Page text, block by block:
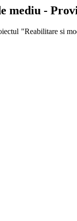
mediu -
"Reabilitare si